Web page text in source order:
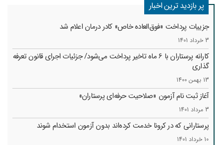
پر بازدید ترین اخبار
جزییات پرداخت «فوق‌العاده خاص» کادر درمان اعلام شد
3 خرداد 1401
کارانه‌ پرستاران با 6 ماه تاخیر پرداخت می‌شود/ جزئیات اجرای قانون تعرفه
گذاری
13 بهمن 1400
آغاز ثبت نام آزمون «صلاحیت حرفه‌ای پرستاران»
3 مرداد 1401
پرستارانی که در کرونا خدمت کرد‌ه‌اند بدون آزمون استخدام شوند
10 خرداد 1401